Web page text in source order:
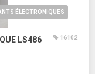
ÉLECTRONIQUES
LS486 16102